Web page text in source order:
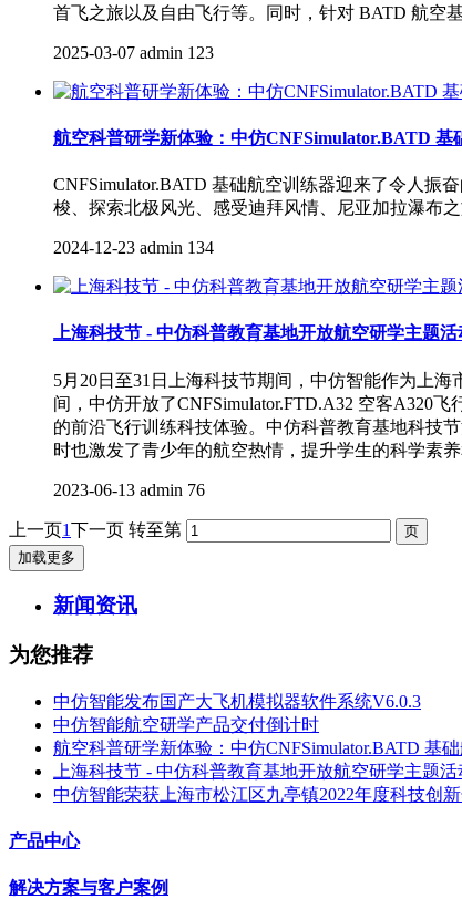
首飞之旅以及自由飞行等。同时，针对 BATD 航空
2025-03-07 admin 123
航空科普研学新体验：中仿CNFSimulator.BATD 基
CNFSimulator.BATD 基础航空训练器迎来了令人振
梭、探索北极风光、感受迪拜风情、尼亚加拉瀑布之
2024-12-23 admin 134
上海科技节 - 中仿科普教育基地开放航空研学主题活
5月20日至31日上海科技节期间，中仿智能作为上
间，中仿开放了CNFSimulator.FTD.A32 空客A320
的前沿飞行训练科技体验。中仿科普教育基地科技
时也激发了青少年的航空热情，提升学生的科学素
2023-06-13 admin 76
上一页1下一页 转至第
加载更多
新闻资讯
为您推荐
中仿智能发布国产大飞机模拟器软件系统V6.0.3
中仿智能航空研学产品交付倒计时
航空科普研学新体验：中仿CNFSimulator.BATD 基
上海科技节 - 中仿科普教育基地开放航空研学主题活
中仿智能荣获上海市松江区九亭镇2022年度科技创
产品中心
解决方案与客户案例